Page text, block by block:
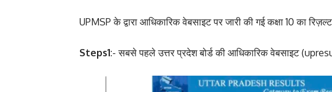
UPMSP के द्वारा आधिकारिक वेबसाइट पर जारी की गई कक्षा 10 का
Steps1:- सबसे पहले उत्तर प्रदेश बोर्ड की आधिकारिक वेबसाइट (